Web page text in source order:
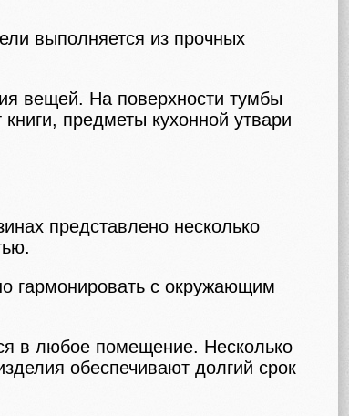
выполняется из прочных
вещей. На поверхности тумбы
предметы кухонной утвари
представлено несколько
гармонировать с окружающим
в любое помещение. Несколько
обеспечивают долгий срок